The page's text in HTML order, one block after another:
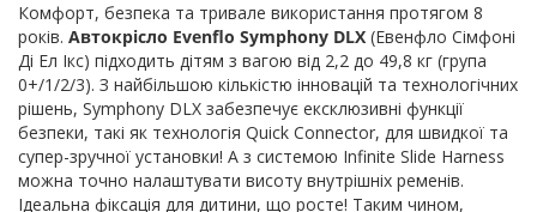
Комфорт, безпека та тривале використання протягом 8
років. Автокрісло Evenflo Symphony DLX (Евенфло Сімфоні
Ді Ел Ікс) підходить дітям з вагою від 2,2 до 49,8 кг (група
0+/1/2/3). З найбільшою кількістю інновацій та технологічних
рішень, Symphony DLX забезпечує ексклюзивні функції
безпеки, такі як технологія Quick Connector, для швидкої та
супер-зручної установки! А з системою Infinite Slide Harness
можна точно налаштувати висоту внутрішніх ременів.
Ідеальна фіксація для дитини, що росте! Таким чином,